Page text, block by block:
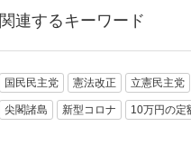
関連するキーワード
国民民主党 憲法改正 立憲民主党
尖閣諸島 新型コロナ 10万円の定